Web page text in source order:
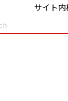
サイト